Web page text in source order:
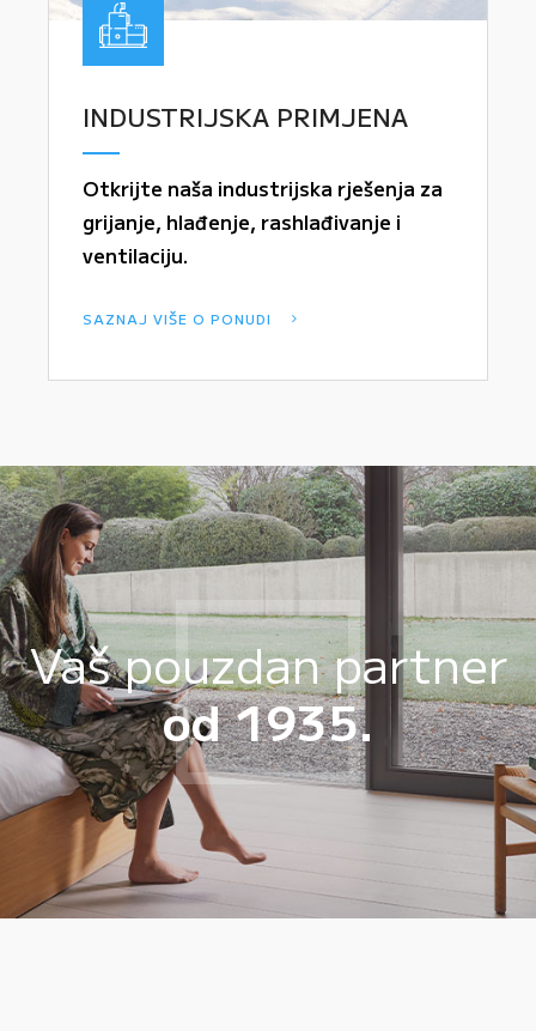
INDUSTRIJSKA PRIMJENA
Otkrijte naša industrijska rješenja za
grijanje, hlađenje, rashlađivanje i
ventilaciju.
SAZNAJ VIŠE O PONUDI
Vaš pouzdan partner
od 1935.